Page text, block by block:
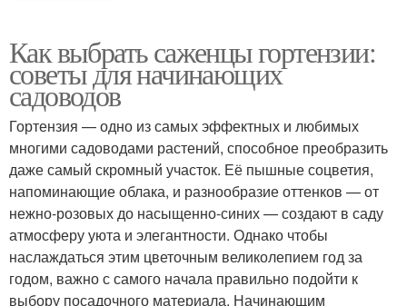
Как выбрать саженцы гортензии:
советы для начинающих
садоводов
Гортензия — одно из самых эффектных и любимых
многими садоводами растений, способное преобразить
даже самый скромный участок. Её пышные соцветия,
напоминающие облака, и разнообразие оттенков — от
нежно-розовых до насыщенно-синих — создают в саду
атмосферу уюта и элегантности. Однако чтобы
наслаждаться этим цветочным великолепием год за
годом, важно с самого начала правильно подойти к
выбору посадочного материала. Начинающим